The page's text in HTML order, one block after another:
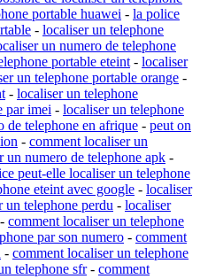
portable huawei - la police
- localiser un telephone
un numero de telephone
portable eteint - localiser
un telephone portable orange -
- localiser un telephone
par imei - localiser un telephone
de telephone en afrique - peut on
- comment localiser un
un numero de telephone apk -
peut-elle localiser un telephone
eteint avec google - localiser
un telephone perdu - localiser
- comment localiser un telephone
par son numero - comment
- comment localiser un telephone
telephone sfr- comment